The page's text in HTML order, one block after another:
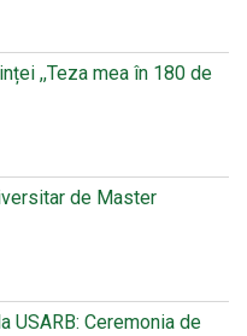
,,Teza mea în 180 de
de Master
USARB: Ceremonia de